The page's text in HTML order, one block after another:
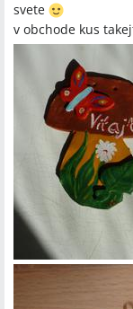
svete
v obchode kus